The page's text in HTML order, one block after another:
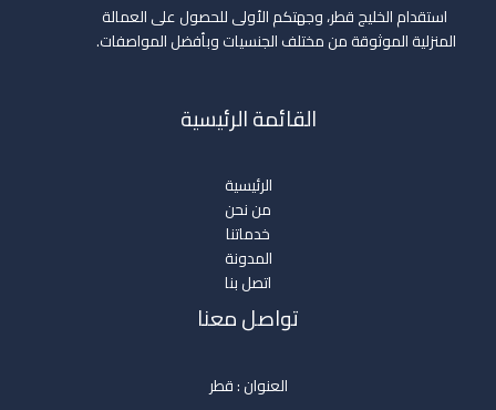
استقدام الخليج قطر، وجهتكم الأولى للحصول على العمالة
المنزلية الموثوقة من مختلف الجنسيات وبأفضل المواصفات.
القائمة الرئيسية
الرئيسية
من نحن
خدماتنا
المدونة
اتصل بنا
تواصل معنا
العنوان : قطر